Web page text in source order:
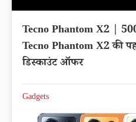
Tecno Phantom X2 |
Tecno Phantom X2 की
डिस्काउंट ऑफर
Gadgets